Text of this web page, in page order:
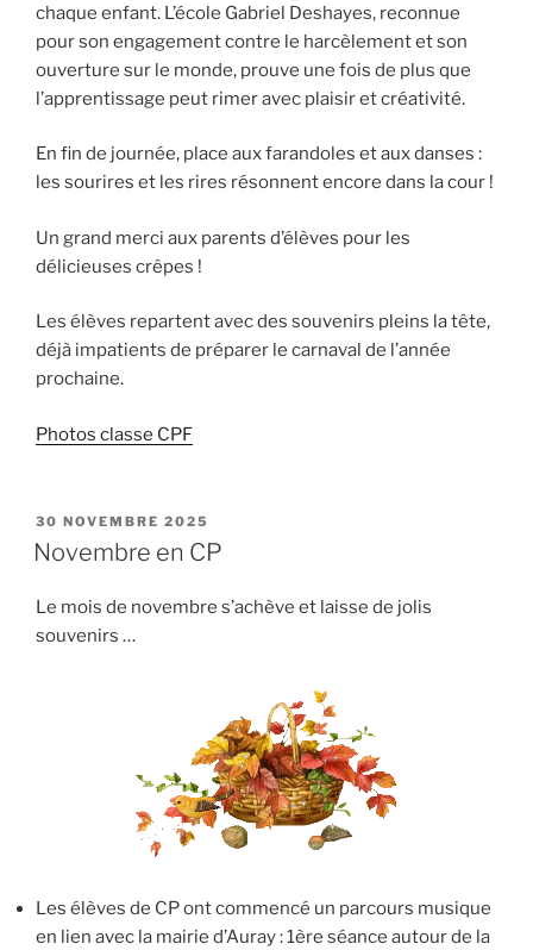
chaque enfant. L’école Gabriel Deshayes, reconnue
pour son engagement contre le harcèlement et son
ouverture sur le monde, prouve une fois de plus que
l’apprentissage peut rimer avec plaisir et créativité.
En fin de journée, place aux farandoles et aux danses :
les sourires et les rires résonnent encore dans la cour !
Un grand merci aux parents d’élèves pour les
délicieuses crêpes !
Les élèves repartent avec des souvenirs pleins la tête,
déjà impatients de préparer le carnaval de l’année
prochaine.
Photos classe CPF
PUBLIÉ
LE
30 NOVEMBRE 2025
Novembre en CP
Le mois de novembre s’achève et laisse de jolis
souvenirs …
Les élèves de CP ont commencé un parcours musique
en lien avec la mairie d’Auray : 1ère séance autour de la